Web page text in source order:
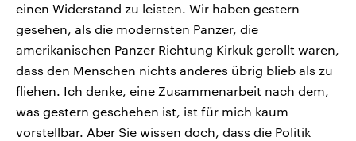
einen Widerstand zu leisten. Wir haben gestern
gesehen, als die modernsten Panzer, die
amerikanischen Panzer Richtung Kirkuk gerollt waren,
dass den Menschen nichts anderes übrig blieb als zu
fliehen. Ich denke, eine Zusammenarbeit nach dem,
was gestern geschehen ist, ist für mich kaum
vorstellbar. Aber Sie wissen doch, dass die Politik